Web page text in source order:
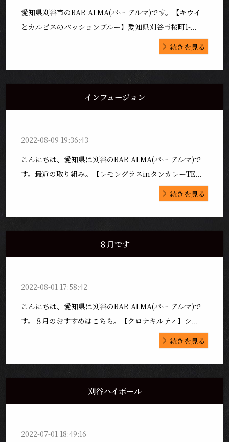
愛知県刈谷市のBAR ALMA(バー アルマ)です。【キウイ
とカルピスのパッションブルー】愛知県刈谷市桜町1-...
続きを見る
インフュージョン
2022-08-09 19:36:43
こんにちは、愛知県は刈谷のBAR ALMA(バー アルマ)で
す。最近の取り組み。【レモングラスinタンカレーTE...
続きを見る
８月です
2022-08-01 17:58:42
こんにちは、愛知県は刈谷のBAR ALMA(バー アルマ)で
す。８月のおすすめはこちら。【クロナキルティ】シ...
続きを見る
刈谷ハイボール
2022-07-01 18:49:16